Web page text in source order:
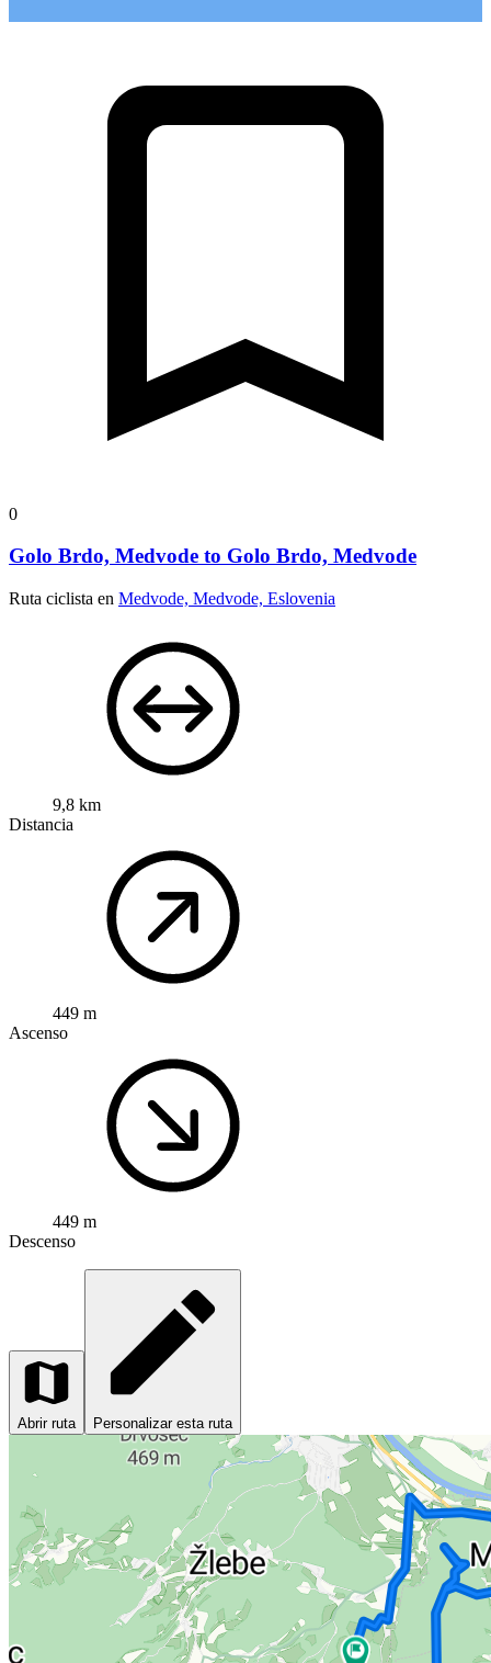
0
Golo Brdo, Medvode to Golo Brdo, Medvode
Ruta ciclista en Medvode, Medvode, Eslovenia
9,8 km
Distancia
449 m
Ascenso
449 m
Descenso
Abrir ruta Personalizar esta ruta